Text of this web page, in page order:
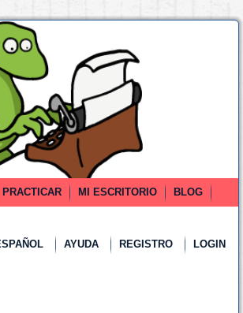
PRACTICAR MI ESCRITORIO
BLOG
AYUDA REGISTRO LOGIN